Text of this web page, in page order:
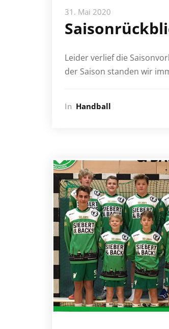
31. Mai 2020
Leider verlief die
der Saison standen wir
In Handball